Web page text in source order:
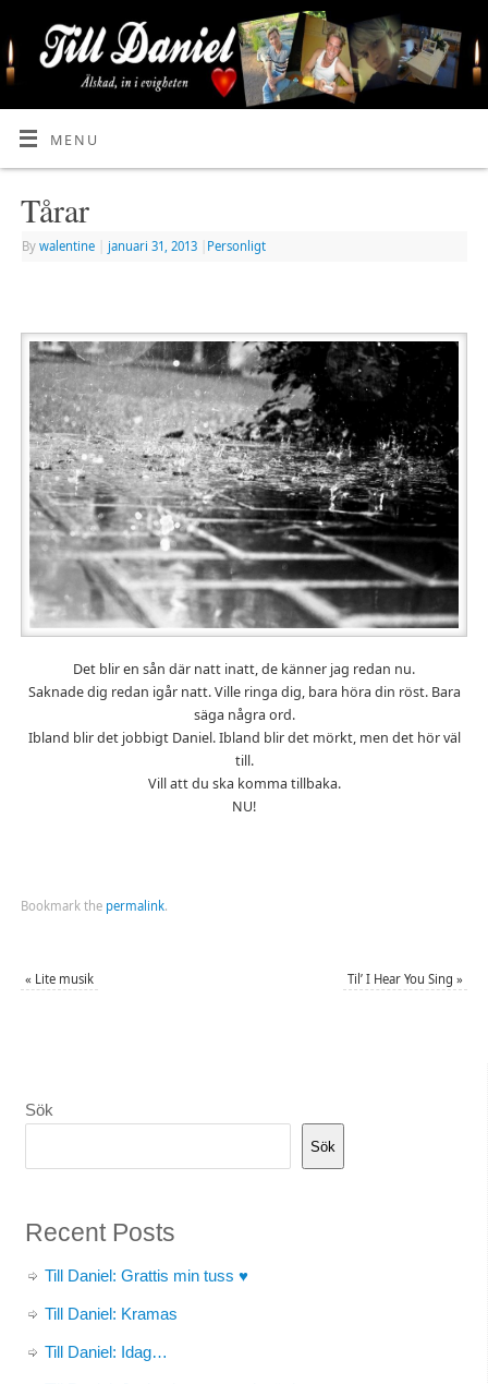
MENU
Tårar
By walentine januari 31, 2013 Personligt
Det blir en sån där natt inatt, de känner jag redan nu.
Saknade dig redan igår natt. Ville ringa dig, bara höra din röst. Bara
säga några ord.
Ibland blir det jobbigt Daniel. Ibland blir det mörkt, men det hör väl
till.
Vill att du ska komma tillbaka.
NU!
Bookmark the permalink.
« Lite musik Til’ I Hear You Sing»
Sök
Sök
Recent Posts
Till Daniel: Grattis min tuss ♥
Till Daniel: Kramas
Till Daniel: Idag…